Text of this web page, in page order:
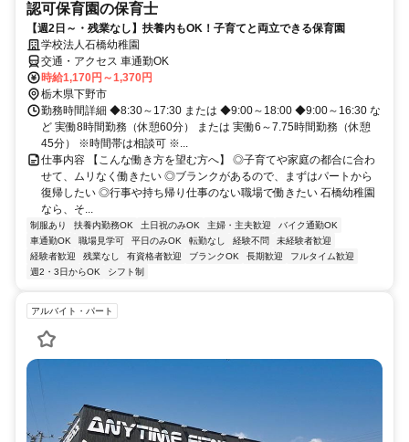
認可保育園の保育士
【週2日～・残業なし】扶養内もOK！子育てと両立できる保育園
学校法人石橋幼稚園
交通・アクセス 車通勤OK
時給1,170円～1,370円
栃木県下野市
勤務時間詳細 ◆8:30～17:30 または ◆9:00～18:00 ◆9:00～16:30 な
ど 実働8時間勤務（休憩60分） または 実働6～7.75時間勤務（休憩
45分） ※時間帯は相談可 ※...
仕事内容 【こんな働き方を望む方へ】 ◎子育てや家庭の都合に合わ
せて、ムリなく働きたい ◎ブランクがあるので、まずはパートから
復帰したい ◎行事や持ち帰り仕事のない職場で働きたい 石橋幼稚園
なら、そ...
制服あり 扶養内勤務OK 土日祝のみOK 主婦・主夫歓迎
バイク通勤OK
車通勤OK
職場見学可 平日のみOK 転勤なし 経験不問
未経験者歓迎
経験者歓迎
残業なし 有資格者歓迎 ブランクOK 長期歓迎
フルタイム歓迎
週2・3日からOK
シフト制
アルバイト・パート